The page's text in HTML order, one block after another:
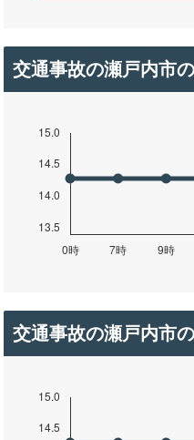
交通事故の瀬戸内市
交通事故の瀬戸内市